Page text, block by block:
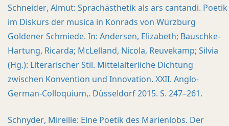
Schneider, Almut: Sprachästhetik als ars cantandi. Poetik
im Diskurs der musica in Konrads von Würzburg
Goldener Schmiede. In: Andersen, Elizabeth; Bauschke-
Hartung, Ricarda; McLelland, Nicola, Reuvekamp; Silvia
(Hg.): Literarischer Stil. Mittelalterliche Dichtung
zwischen Konvention und Innovation. XXII. Anglo-
German-Colloquium,. Düsseldorf 2015. S. 247–261.
Schnyder, Mireille: Eine Poetik des Marienlobs. Der